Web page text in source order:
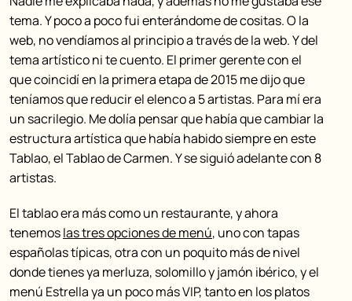
tema. Y poco a poco fui enterándome de cositas. O la
web, no vendíamos al principio a través de la web. Y del
tema artístico ni te cuento. El primer gerente con el
que coincidí en la primera etapa de 2015 me dijo que
teníamos que reducir el elenco a 5 artistas. Para mí era
un sacrilegio. Me dolía pensar que había que cambiar la
estructura artística que había habido siempre en este
Tablao, el Tablao de Carmen. Y se siguió adelante con 8
artistas.
El tablao era más como un restaurante, y ahora
tenemoslas tres opciones de menú, uno con tapas
españolas típicas, otra con un poquito más de nivel
donde tienes ya merluza, solomillo y jamón ibérico, y el
menú Estrella ya un poco más VIP, tanto en los platos